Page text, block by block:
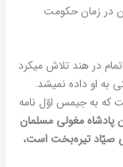
در زمان حکومت
جیمسِ اول پادشاه انگلیس، 2 سال تمام در هند تلاش میکرد
به او داده نمیشد.
که به جیمس اوّل نامه
مغولی مسلمان
صیّاد تیره‌بخت است،